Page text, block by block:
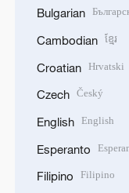
Bulgarian
Cambodian ខ្មែរ
Croatian Hrvatski
Czech Český
English English
Esperanto
Filipino Filipino